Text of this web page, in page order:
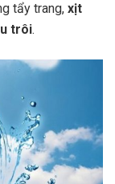
tẩy trang,xịt
trôi.